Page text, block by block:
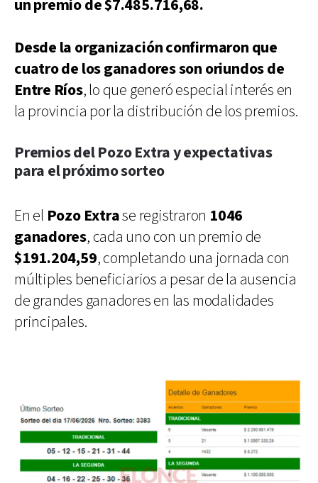
un premio de $7.485.716,68.
Desde la organización confirmaron que
cuatro de los ganadores son oriundos de
Entre Ríos, lo que generó especial interés en
la provincia por la distribución de los premios.
Premios del Pozo Extra y expectativas
para el próximo sorteo
En el Pozo Extrase registraron 1046
ganadores, cada uno con un premio de
$191.204,59, completando una jornada con
múltiples beneficiarios a pesar de la ausencia
de grandes ganadores en las modalidades
principales.